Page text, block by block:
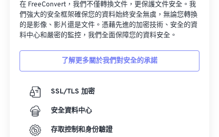
在 FreeConvert，我們不僅轉換文件，更保護文件安全。我
們強大的安全框架確保您的資料始終安全無虞，無論您轉換
的是影像、影片還是文件。憑藉先進的加密技術、安全的資
料中心和嚴密的監控，我們全面保障您的資料安全。
了解更多關於我們對安全的承諾
SSL/TLS 加密
安全資料中心
存取控制和身份驗證